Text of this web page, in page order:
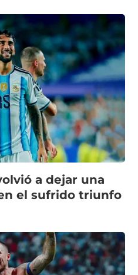
a dejar una
el sufrido triunfo